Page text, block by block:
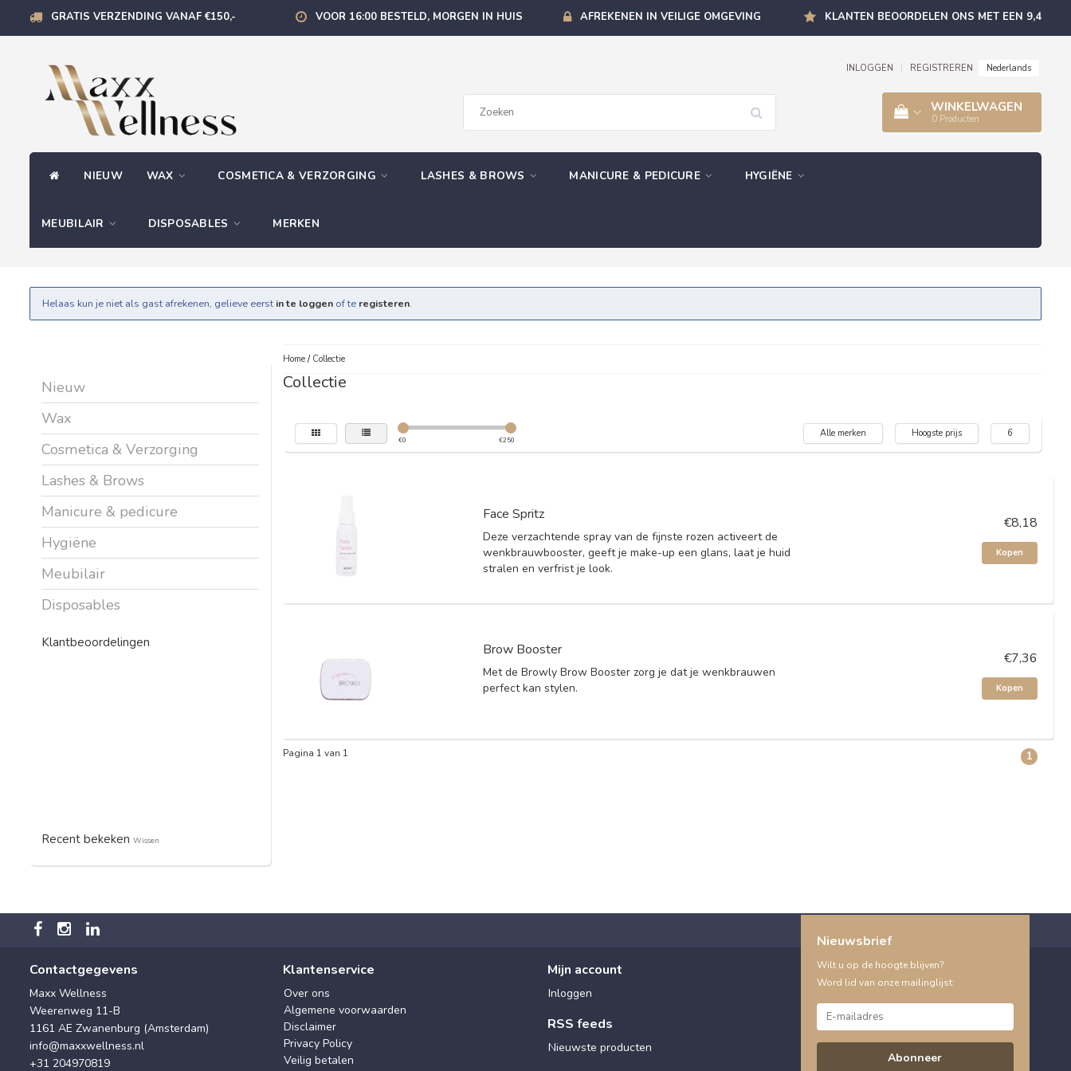
GRATIS VERZENDING VANAF €150,- VOOR 16:00 BESTELD, MORGEN IN HUIS AFREKENEN IN VEILIGE OMGEVING KLANTEN BEOORDELEN ONS MET EEN 9,4
INLOGGEN REGISTREREN Nederlands
WINKELWAGEN
0 Producten
NIEUW WAX COSMETICA & VERZORGING LASHES & BROWS MANICURE & PEDICURE HYGIËNE
MEUBILAIR DISPOSABLES MERKEN
Helaas kun je niet als gast afrekenen, gelieve eerst in te loggen of te registeren.
Nieuw
Wax
Cosmetica & Verzorging
Lashes & Brows
Manicure & pedicure
Hygiëne
Meubilair
Disposables
Klantbeoordelingen
Recent bekeken Wissen
Home/ Collectie
Collectie
€0 €250
Alle merken Hoogste prijs 6
Face Spritz
Deze verzachtende spray van de fijnste rozen activeert de
wenkbrauwbooster, geeft je make-up een glans, laat je huid
stralen en verfrist je look.
€8,18
Kopen
Brow Booster
Met de Browly Brow Booster zorg je dat je wenkbrauwen
perfect kan stylen.
€7,36
Kopen
Pagina 1 van 1 1
Contactgegevens
Maxx Wellness
Weerenweg 11-B
1161 AE Zwanenburg (Amsterdam)
info@maxxwellness.nl
+31 204970819
Klantenservice
Over ons
Algemene voorwaarden
Disclaimer
Privacy Policy
Veilig betalen
Mijn account
Inloggen
RSS feeds
Nieuwste producten
Nieuwsbrief
Wilt u op de hoogte blijven?
Word lid van onze mailinglijst:
Abonneer